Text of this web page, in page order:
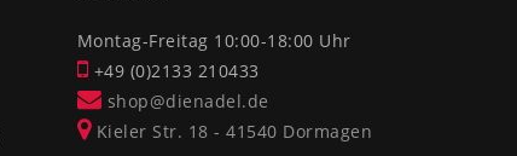
Montag-Freitag 10:00-18:00 Uhr
+49 (0)2133 210433
shop@dienadel.de
Kieler Str. 18 - 41540 Dormagen